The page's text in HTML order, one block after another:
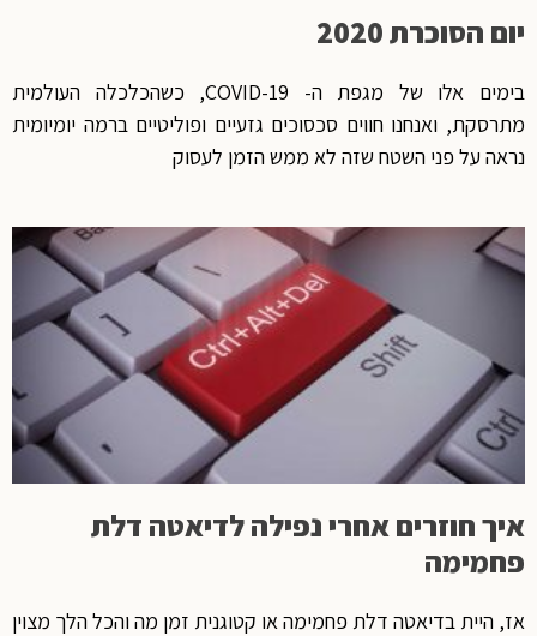
יום הסוכרת 2020
בימים אלו של מגפת ה- COVID-19, כשהכלכלה העולמית
מתרסקת, ואנחנו חווים סכסוכים גזעיים ופוליטיים ברמה יומיומית
נראה על פני השטח שזה לא ממש הזמן לעסוק
איך חוזרים אחרי נפילה לדיאטה דלת
פחמימה
אז, היית בדיאטה דלת פחמימה או קטוגנית זמן מה והכל הלך מצוין